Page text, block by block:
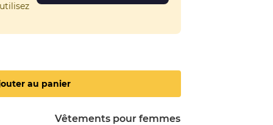
au panier
Vêtements pour femmes